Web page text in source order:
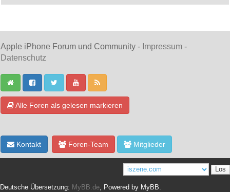
Apple iPhone Forum und Community - Impressum -
Datenschutz
Alle Foren als gelesen markieren
Kontakt Foren-Team Mitglieder
Deutsche Übersetzung: MyBB.de , Powered by MyBB